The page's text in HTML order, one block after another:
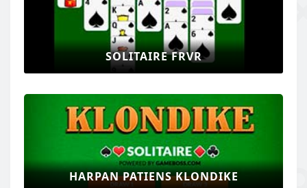
SOLITAIRE FRVR
HARPAN PATIENS KLONDIKE